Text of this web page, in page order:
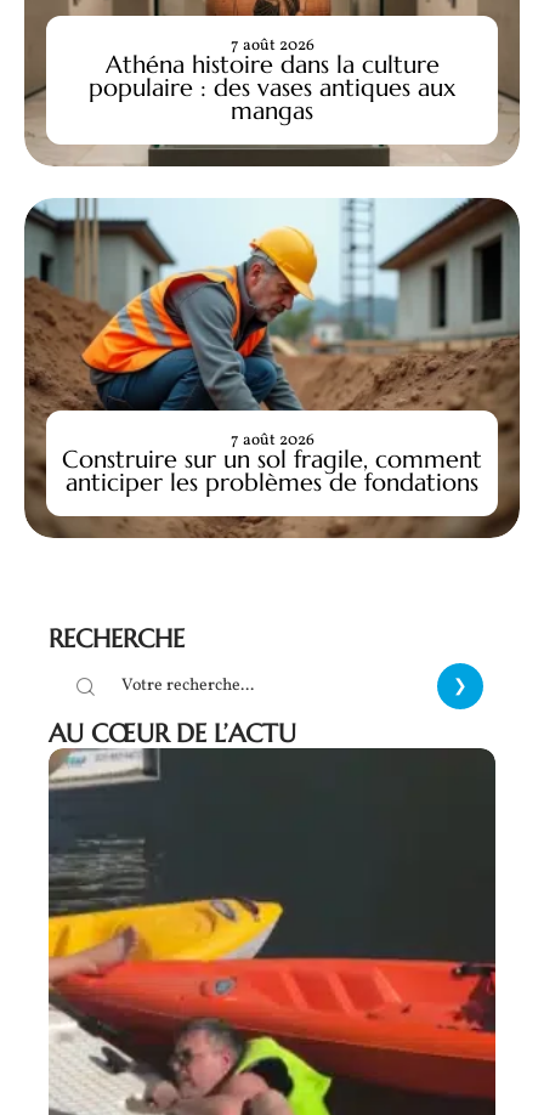
Athéna histoire dans la culture
populaire : des vases antiques aux
mangas
7 août 2026
Construire sur un sol fragile, comment
anticiper les problèmes de fondations
7 août 2026
RECHERCHE
AU CŒUR DE L’ACTU